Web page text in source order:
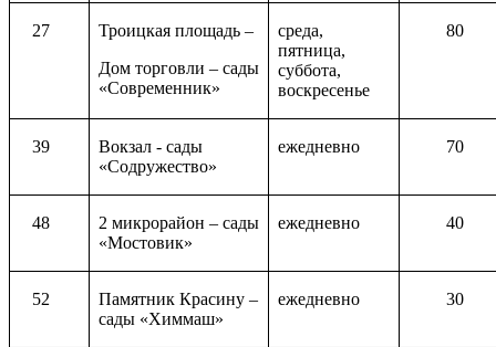
27
Троицкая площадь –
Дом торговли – сады
«Современник»
cреда,
пятница,
суббота,
воскресенье
80
39
Вокзал - сады
«Содружество»
ежедневно 70
48
2 микрорайон – сады
«Мостовик»
ежедневно 40
52
Памятник Красину –
сады «Химмаш»
ежедневно 30